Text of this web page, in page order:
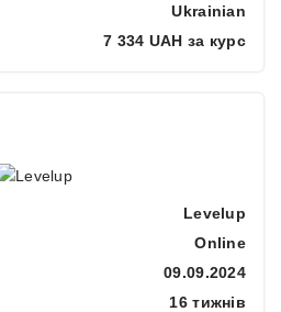
Ukrainian
7 334 UAH за курс
Levelup
Online
09.09.2024
16 тижнів